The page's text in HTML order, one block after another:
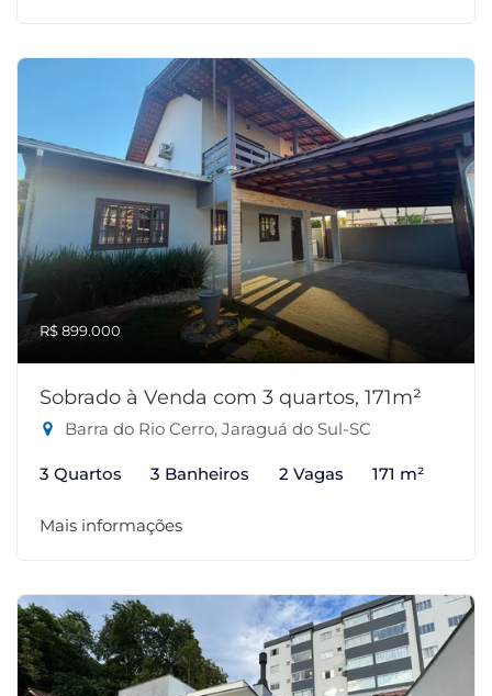
R$ 899.000
Sobrado à Venda com 3 quartos, 171m²
Barra do Rio Cerro, Jaraguá do Sul-SC
3 Quartos 3 Banheiros 2 Vagas 171 m²
Mais informações